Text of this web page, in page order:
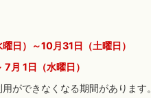
日）～10月31日（土曜日）
1日（水曜日）
ができなくなる期間があります。